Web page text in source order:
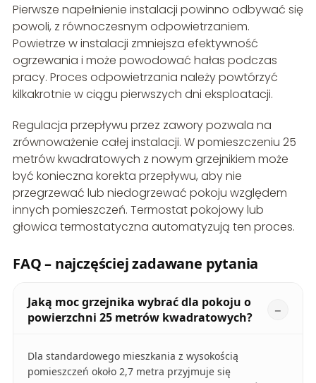
Pierwsze napełnienie instalacji powinno odbywać się
powoli, z równoczesnym odpowietrzaniem.
Powietrze w instalacji zmniejsza efektywność
ogrzewania i może powodować hałas podczas
pracy. Proces odpowietrzania należy powtórzyć
kilkakrotnie w ciągu pierwszych dni eksploatacji.
Regulacja przepływu przez zawory pozwala na
zrównoważenie całej instalacji. W pomieszczeniu 25
metrów kwadratowych z nowym grzejnikiem może
być konieczna korekta przepływu, aby nie
przegrzewać lub niedogrzewać pokoju względem
innych pomieszczeń. Termostat pokojowy lub
głowica termostatyczna automatyzują ten proces.
FAQ – najczęściej zadawane pytania
Jaką moc grzejnika wybrać dla pokoju o
powierzchni 25 metrów kwadratowych?
Dla standardowego mieszkania z wysokością
pomieszczeń około 2,7 metra przyjmuje się